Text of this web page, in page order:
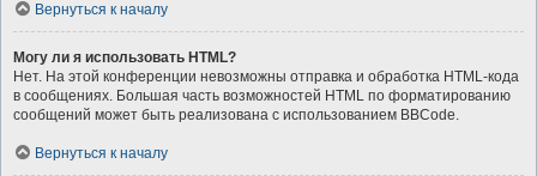
Вернуться к началу
Могу ли я использовать HTML?
Нет. На этой конференции невозможны отправка и обработка HTML-кода
в сообщениях. Большая часть возможностей HTML по форматированию
сообщений может быть реализована с использованием BBCode.
Вернуться к началу